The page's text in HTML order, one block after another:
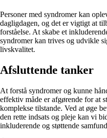
Personer med syndromer kan
dagligdagen, og det er vigtigt at
forståelse. At skabe et
syndromer kan trives og udvikle
livskvalitet.
Afsluttende tanker
At forstå syndromer og kunne
effektiv måde er afgørende for at
komplekse tilstande. Ved at øge
den rette indsats og pleje kan vi
inkluderende og støttende